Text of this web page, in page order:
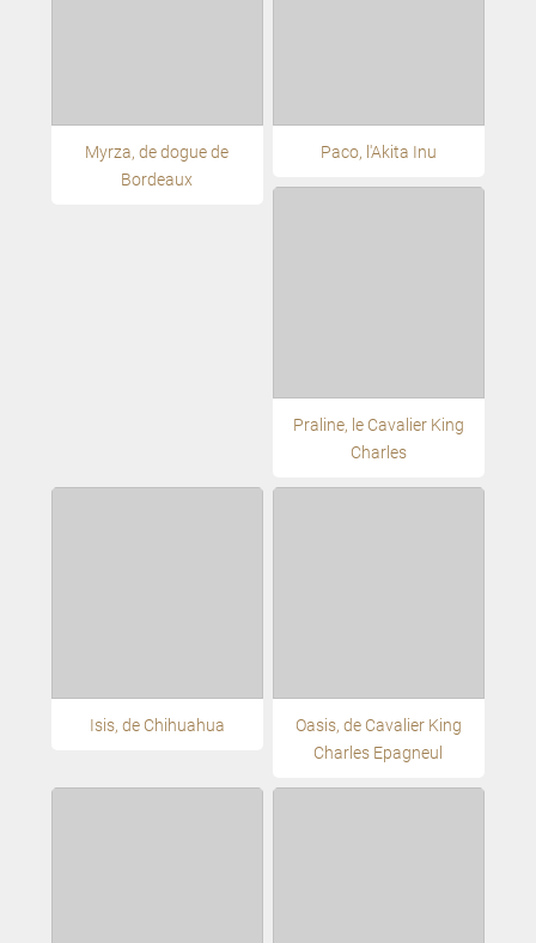
Myrza, de dogue de
Bordeaux
Paco, l'Akita Inu
Praline, le Cavalier King
Charles
Isis, de Chihuahua
Oasis, de Cavalier King
Charles Epagneul